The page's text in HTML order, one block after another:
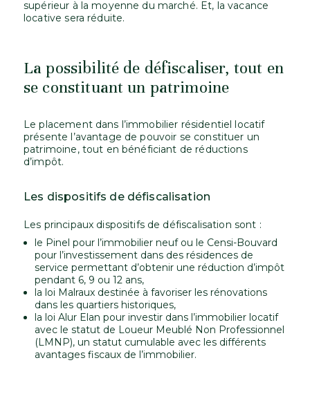
supérieur à la moyenne du marché. Et, la vacance
locative sera réduite.
La possibilité de défiscaliser, tout en
se constituant un patrimoine
Le placement dans l’immobilier résidentiel locatif
présente l’avantage de pouvoir se constituer un
patrimoine, tout en bénéficiant de réductions
d’impôt.
Les dispositifs de défiscalisation
Les principaux dispositifs de défiscalisation sont :
le Pinel pour l’immobilier neuf ou le Censi-Bouvard
pour l’investissement dans des résidences de
service permettant d’obtenir une réduction d’impôt
pendant 6, 9 ou 12 ans,
la loi Malraux destinée à favoriser les rénovations
dans les quartiers historiques,
la loi Alur Elan pour investir dans l’immobilier locatif
avec le statut de Loueur Meublé Non Professionnel
(LMNP), un statut cumulable avec les différents
avantages fiscaux de l’immobilier.